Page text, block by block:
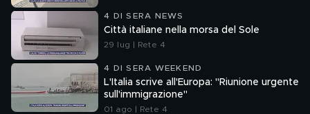
4 DI SERA NEWS
Città italiane nella morsa del Sole
29 lug | Rete 4
4 DI SERA WEEKEND
L'Italia scrive all'Europa: "Riunione urgente
sull'immigrazione"
01 ago | Rete 4